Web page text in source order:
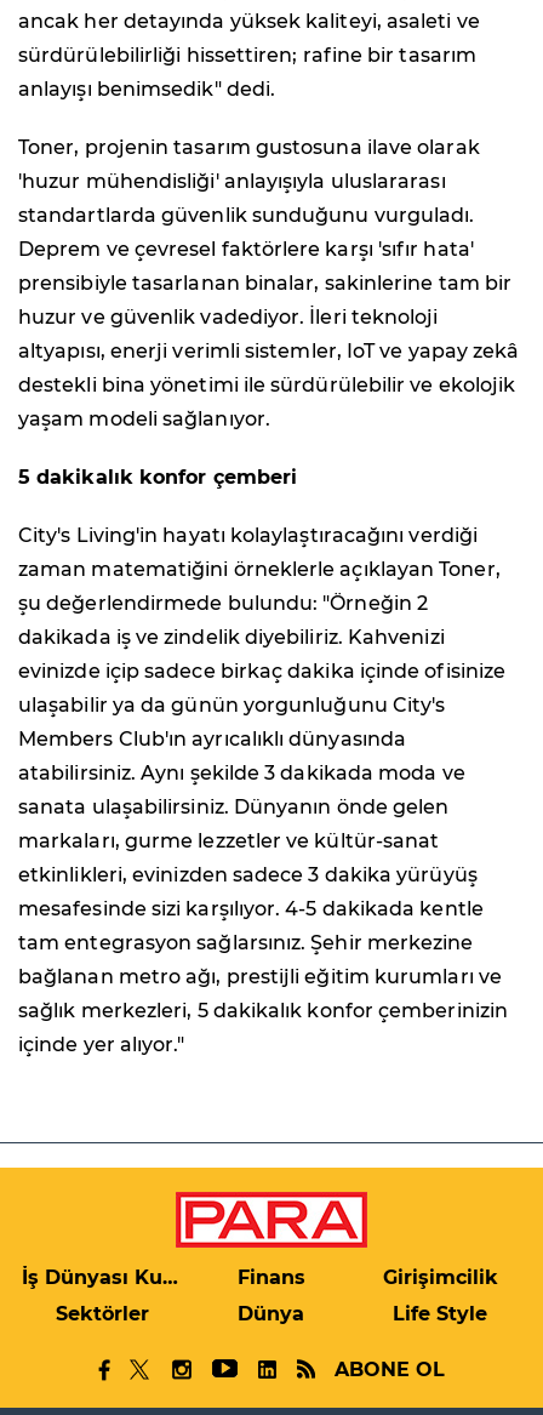
ancak her detayında yüksek kaliteyi, asaleti ve
sürdürülebilirliği hissettiren; rafine bir tasarım
anlayışı benimsedik" dedi.
Toner, projenin tasarım gustosuna ilave olarak
'huzur mühendisliği' anlayışıyla uluslararası
standartlarda güvenlik sunduğunu vurguladı.
Deprem ve çevresel faktörlere karşı 'sıfır hata'
prensibiyle tasarlanan binalar, sakinlerine tam bir
huzur ve güvenlik vadediyor. İleri teknoloji
altyapısı, enerji verimli sistemler, IoT ve yapay zekâ
destekli bina yönetimi ile sürdürülebilir ve ekolojik
yaşam modeli sağlanıyor.
5 dakikalık konfor çemberi
City's Living'in hayatı kolaylaştıracağını verdiği
zaman matematiğini örneklerle açıklayan Toner,
şu değerlendirmede bulundu: "Örneğin 2
dakikada iş ve zindelik diyebiliriz. Kahvenizi
evinizde içip sadece birkaç dakika içinde ofisinize
ulaşabilir ya da günün yorgunluğunu City's
Members Club'ın ayrıcalıklı dünyasında
atabilirsiniz. Aynı şekilde 3 dakikada moda ve
sanata ulaşabilirsiniz. Dünyanın önde gelen
markaları, gurme lezzetler ve kültür-sanat
etkinlikleri, evinizden sadece 3 dakika yürüyüş
mesafesinde sizi karşılıyor. 4-5 dakikada kentle
tam entegrasyon sağlarsınız. Şehir merkezine
bağlanan metro ağı, prestijli eğitim kurumları ve
sağlık merkezleri, 5 dakikalık konfor çemberinizin
içinde yer alıyor."
İş Dünyası Kulis Finans
Girişimcilik
Sektörler
Dünya Life Style
ABONE OL